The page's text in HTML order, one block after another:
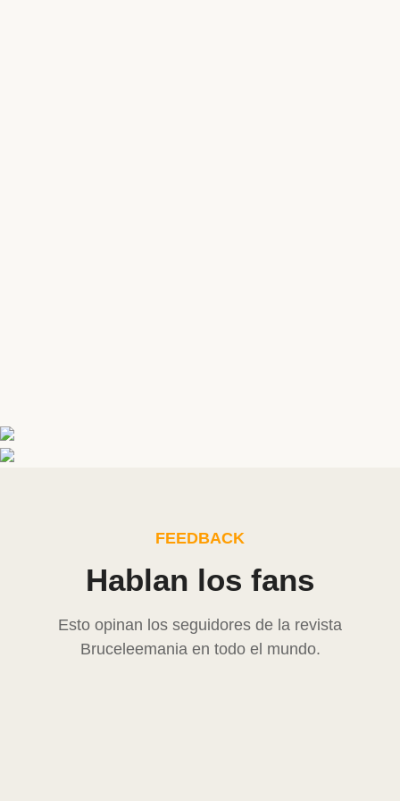
FEEDBACK
Hablan los fans
Esto opinan los seguidores de la revista
Bruceleemania en todo el mundo.